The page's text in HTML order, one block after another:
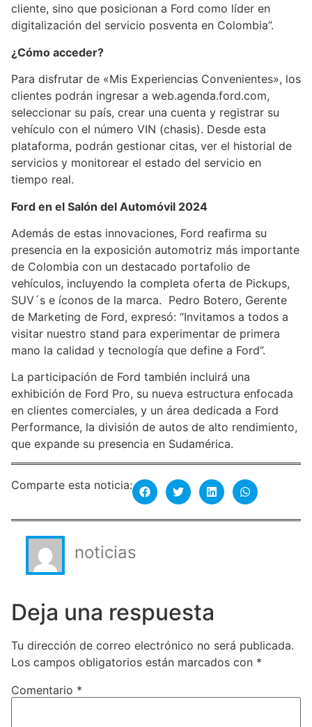
cliente, sino que posicionan a Ford como líder en
digitalización del servicio posventa en Colombia”.
¿Cómo acceder?
Para disfrutar de «Mis Experiencias Convenientes», los
clientes podrán ingresar a web.agenda.ford.com,
seleccionar su país, crear una cuenta y registrar su
vehículo con el número VIN (chasis). Desde esta
plataforma, podrán gestionar citas, ver el historial de
servicios y monitorear el estado del servicio en
tiempo real.
Ford en el Salón del Automóvil 2024
Además de estas innovaciones, Ford reafirma su
presencia en la exposición automotriz más importante
de Colombia con un destacado portafolio de
vehículos, incluyendo la completa oferta de Pickups,
SUV´s e íconos de la marca. Pedro Botero, Gerente
de Marketing de Ford, expresó: “Invitamos a todos a
visitar nuestro stand para experimentar de primera
mano la calidad y tecnología que define a Ford”.
La participación de Ford también incluirá una
exhibición de Ford Pro, su nueva estructura enfocada
en clientes comerciales, y un área dedicada a Ford
Performance, la división de autos de alto rendimiento,
que expande su presencia en Sudamérica.
Comparte esta noticia:
noticias
Deja una respuesta
Tu dirección de correo electrónico no será publicada.
Los campos obligatorios están marcados con *
Comentario *